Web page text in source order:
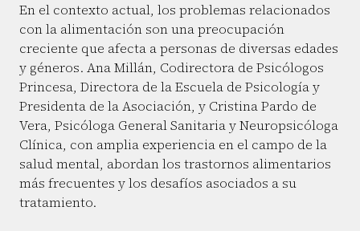
En el contexto actual, los problemas relacionados
con la alimentación son una preocupación
creciente que afecta a personas de diversas edades
y géneros. Ana Millán, Codirectora de Psicólogos
Princesa, Directora de la Escuela de Psicología y
Presidenta de la Asociación, y Cristina Pardo de
Vera, Psicóloga General Sanitaria y Neuropsicóloga
Clínica, con amplia experiencia en el campo de la
salud mental, abordan los trastornos alimentarios
más frecuentes y los desafíos asociados a su
tratamiento.